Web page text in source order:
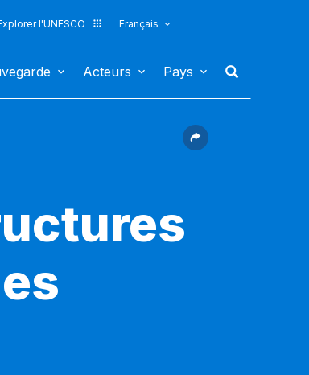
l'UNESCO
Français
Acteurs Pays